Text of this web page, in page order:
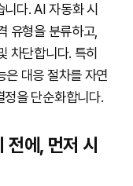
다. AI 자동화 시
유형을 분류하고,
차단합니다. 특히
대응 절차를 자연
정을 단순화합니다.
에, 먼저 시